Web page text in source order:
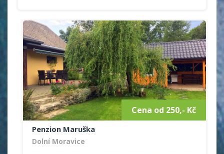
Cena od 250,- Kč
Penzion Maruška
Dolní Moravice